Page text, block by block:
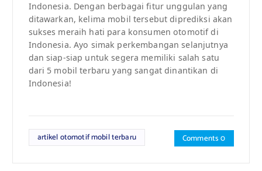
Indonesia. Dengan berbagai fitur unggulan yang
ditawarkan, kelima mobil tersebut diprediksi akan
sukses meraih hati para konsumen otomotif di
Indonesia. Ayo simak perkembangan selanjutnya
dan siap-siap untuk segera memiliki salah satu
dari 5 mobil terbaru yang sangat dinantikan di
Indonesia!
artikel otomotif mobil terbaru Comments 0